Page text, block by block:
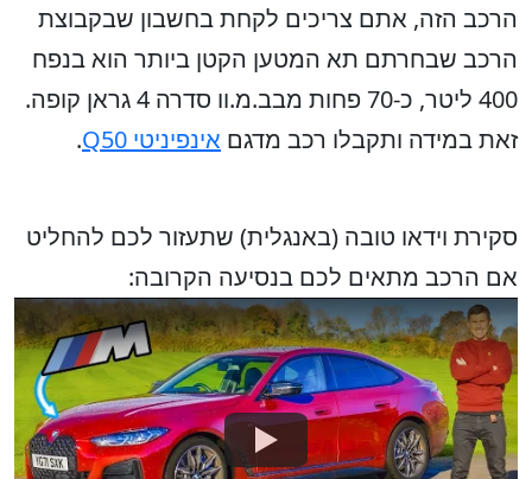
הרכב הזה, אתם צריכים לקחת בחשבון שבקבוצת
הרכב שבחרתם תא המטען הקטן ביותר הוא בנפח
400 ליטר, כ-70 פחות מבב.מ.וו סדרה 4 גראן קופה.
זאת במידה ותקבלו רכב מדגם אינפיניטי Q50 .
סקירת וידאו טובה (באנגלית) שתעזור לכם להחליט
אם הרכב מתאים לכם בנסיעה הקרובה: